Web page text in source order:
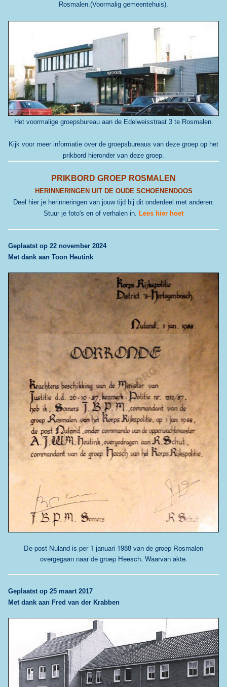
Rosmalen.(Voormalig gemeentehuis).
Het voormalige groepsbureau aan de Edelweisstraat 3 te Rosmalen.
Kijk voor meer informatie over de groepsbureaus van deze groep op het
prikbord hieronder van deze groep.
PRIKBORD GROEP ROSMALEN
HERINNERINGEN UIT DE OUDE SCHOENENDOOS
Deel hier je herinneringen van jouw tijd bij dit onderdeel met anderen.
Stuur je foto's en of verhalen in.
Lees hier hoet
Geplaatst op 22 november 2024
Met dank aan Toon Heutink
De post Nuland is per 1 januari 1988 van de groep Rosmalen
overgegaan naar de groep Heesch. Waarvan akte.
Geplaatst op 25 maart 2017
Met dank aan Fred van der Krabben